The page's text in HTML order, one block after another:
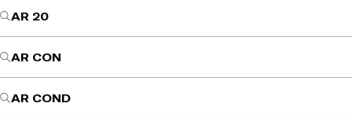
AR 20
AR CON
AR COND